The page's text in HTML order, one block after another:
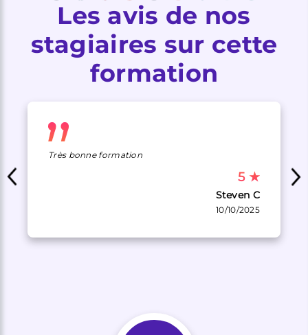
Les avis de nos
stagiaires sur cette
formation
Très bonne formation
5 ★
Steven C
10/10/2025